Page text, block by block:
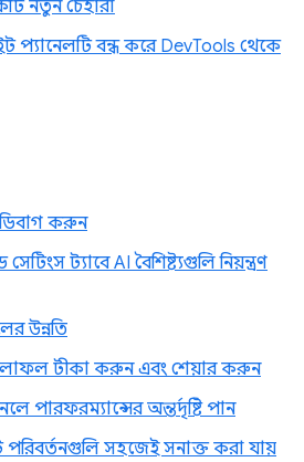
নতুন চেহারা
প্যানেলটি বন্ধ করে DevTools থেকে
ডিবাগ করুন
ট্যাবে AI বৈশিষ্ট্যগুলি নিয়ন্ত্রণ
উন্নতি
টীকা করুন এবং শেয়ার করুন
পারফরম্যান্সের অন্তর্দৃষ্টি পান
সহজেই সনাক্ত করা যায়